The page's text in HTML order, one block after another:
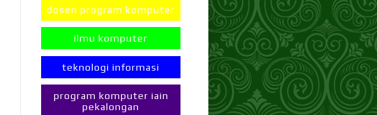
dosen program komputer
ilmu komputer
teknologi informasi
program komputer iain
pekalongan